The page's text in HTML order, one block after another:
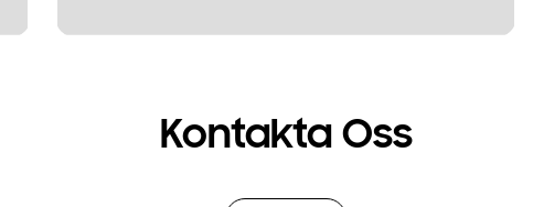
Kontakta Oss